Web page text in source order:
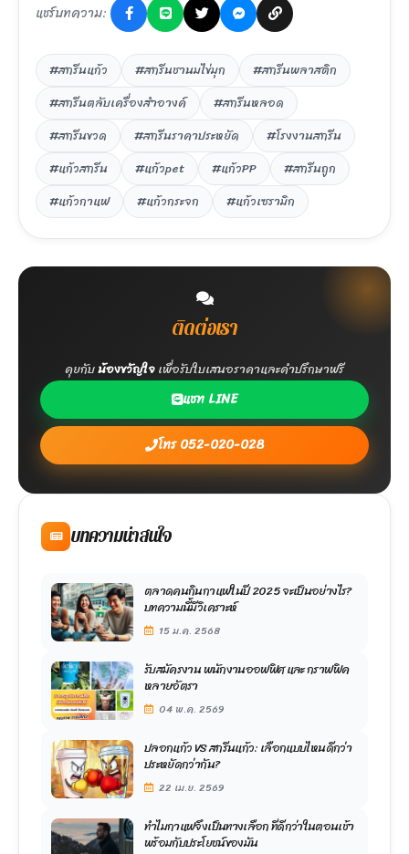
แชร์บทความ:
#สกรีนแก้ว #สกรีนชานมไข่มุก
#สกรีนพลาสติก
#สกรีนตลับเครื่องสำอางค์
#สกรีนหลอด
#สกรีนขวด
#สกรีนราคาประหยัด
#โรงงานสกรีน
#แก้วสกรีน
#แก้วpet #แก้วPP
#สกรีนถูก
#แก้วกาแฟ
#แก้วกระจก #แก้วเซรามิก
ติดต่อเรา
คุยกับน้องขวัญใจเพื่อรับใบเสนอราคาและคำปรึกษาฟรี
แชท LINE
โทร 052-020-028
บทความน่าสนใจ
ตลาดคนกินกาแฟในปี 2025 จะเป็นอย่างไร?
บทความนี้มีวิเคราะห์
15 ม.ค. 2568
รับสมัครงาน พนักงานออฟฟิศ และ กราฟฟิค
หลายอัตรา
04 พ.ค. 2569
ปลอกแก้ว VS สกรีนแก้ว: เลือกแบบไหนดีกว่า
ประหยัดกว่ากัน?
22 เม.ย. 2569
ทำไมกาแฟจึงเป็นทางเลือก ที่ดีกว่าในตอนเช้า
พร้อมกับประโยชน์ของมัน